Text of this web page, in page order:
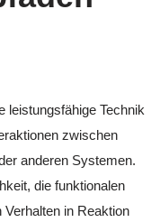
leistungsfähige Technik
zwischen
anderen Systemen.
die funktionalen
in Reaktion